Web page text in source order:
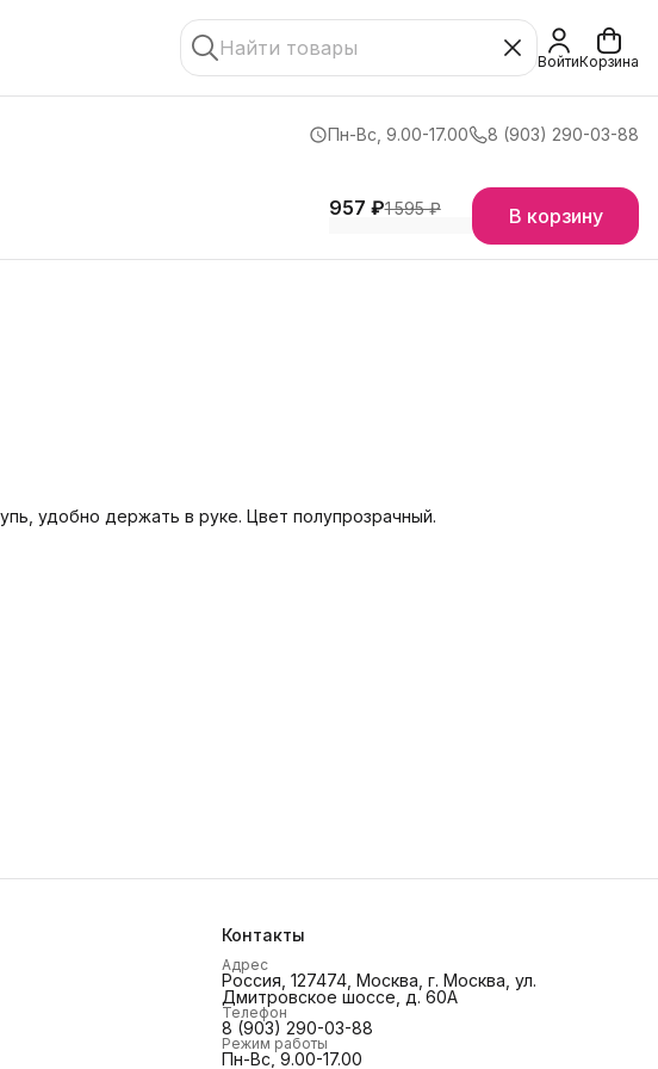
ВойтиКорзина
Пн-Вс, 9.00-17.00 8 (903) 290-03-88
957 ₽1 595 ₽ В корзину
удобно держать в руке. Цвет полупрозрачный.
Контакты
Адрес
Россия, 127474, Москва, г. Москва, ул.
Дмитровское шоссе, д. 60А
Телефон
8 (903) 290-03-88
Режим работы
Пн-Вс, 9.00-17.00